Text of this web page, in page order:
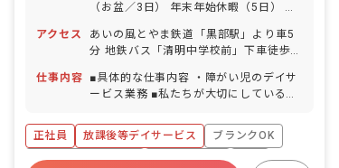
（お盆／3日） 年末年始休暇（5日） 有
日付与） ※年間休日110日
アクセス
あいの風とやま鉄道「黒部駅」より車5
分 地鉄バス「清明中学校前」下車徒歩1
OK（駐車場完備）
仕事内容
■具体的な仕事内容 ・障がい児のデイサ
ービス業務 ■私たちが大切にしているこ
成 ・学校・自宅への送迎サービス ・一
緒に「できた」を増やしていこう 放課後
等デイサービス 高志野ベースは、6歳～
正社員 放課後等デイサービス
ブランクOK
ボーナス・賞与あり
社会保険完備
有給